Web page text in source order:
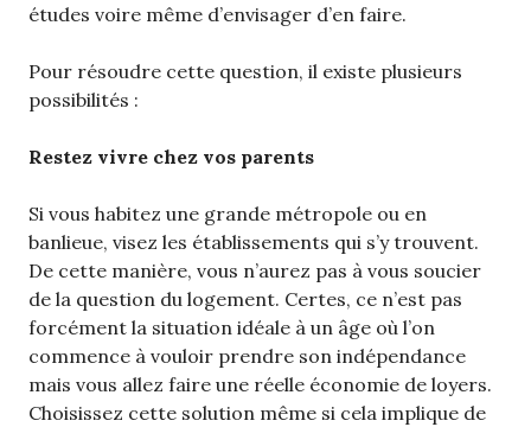
études voire même d’envisager d’en faire.
Pour résoudre cette question, il existe plusieurs
possibilités :
Restez vivre chez vos parents
Si vous habitez une grande métropole ou en
banlieue, visez les établissements qui s’y trouvent.
De cette manière, vous n’aurez pas à vous soucier
de la question du logement. Certes, ce n’est pas
forcément la situation idéale à un âge où l’on
commence à vouloir prendre son indépendance
mais vous allez faire une réelle économie de loyers.
Choisissez cette solution même si cela implique de